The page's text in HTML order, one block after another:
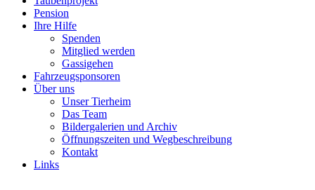
Pension
Ihre Hilfe
Spenden
Mitglied werden
Gassigehen
Fahrzeugsponsoren
Über uns
Unser Tierheim
Das Team
Bildergalerien und Archiv
Öffnungszeiten und Wegbeschreibung
Kontakt
Links